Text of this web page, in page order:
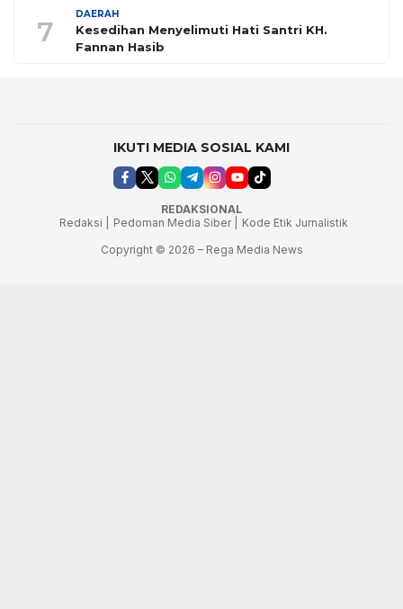
7
DAERAH
Kesedihan Menyelimuti Hati Santri KH.
Fannan Hasib
IKUTI MEDIA SOSIAL KAMI
REDAKSIONAL
Redaksi |
Pedoman Media Siber |
Kode Etik Jurnalistik
Copyright © 2026 – Rega Media News